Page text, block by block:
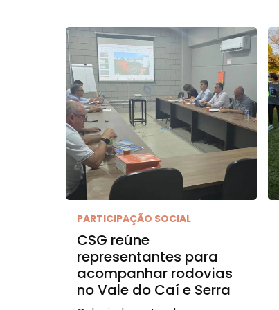
PARTICIPAÇÃO SOCIAL
CSG reúne
representantes para
acompanhar rodovias
no Vale do Caí e Serra